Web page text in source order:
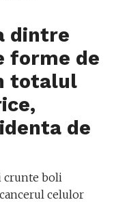
dintre
forme de
totalul
de
crunte boli
celulor